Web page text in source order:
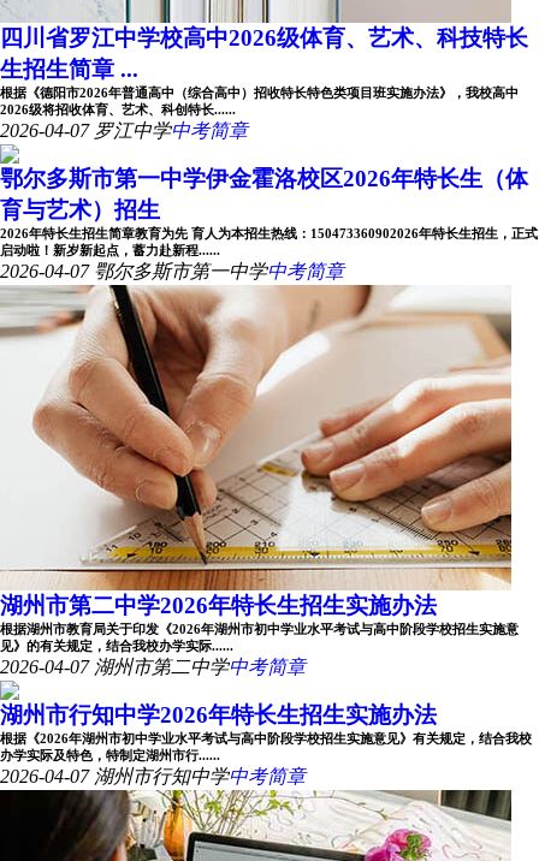
四川省罗江中学校高中2026级体育、艺术、科技特长
生招生简章 ...
根据《德阳市2026年普通高中（综合高中）招收特长特色类项目班实施办法》，我校高中
2026级将招收体育、艺术、科创特长......
2026-04-07 罗江中学中考简章
鄂尔多斯市第一中学伊金霍洛校区2026年特长生（体
育与艺术）招生
2026年特长生招生简章教育为先 育人为本招生热线：150473360902026年特长生招生，正式
启动啦！新岁新起点，蓄力赴新程......
2026-04-07 鄂尔多斯市第一中学中考简章
湖州市第二中学2026年特长生招生实施办法
根据湖州市教育局关于印发《2026年湖州市初中学业水平考试与高中阶段学校招生实施意
见》的有关规定，结合我校办学实际......
2026-04-07 湖州市第二中学中考简章
湖州市行知中学2026年特长生招生实施办法
根据《2026年湖州市初中学业水平考试与高中阶段学校招生实施意见》有关规定，结合我校
办学实际及特色，特制定湖州市行......
2026-04-07 湖州市行知中学中考简章